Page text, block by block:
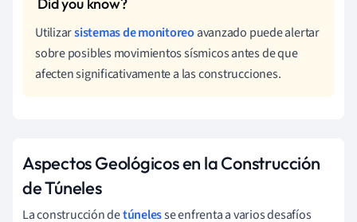
Utilizarsistemas de monitoreo avanzado puede alertar
sobre posibles movimientos sísmicos antes de que
afecten significativamente a las construcciones.
Aspectos Geológicos en la Construcción
de Túneles
La construcción detúnelesse enfrenta a varios desafíos